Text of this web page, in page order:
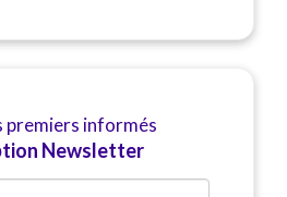
premiers informés
Newsletter